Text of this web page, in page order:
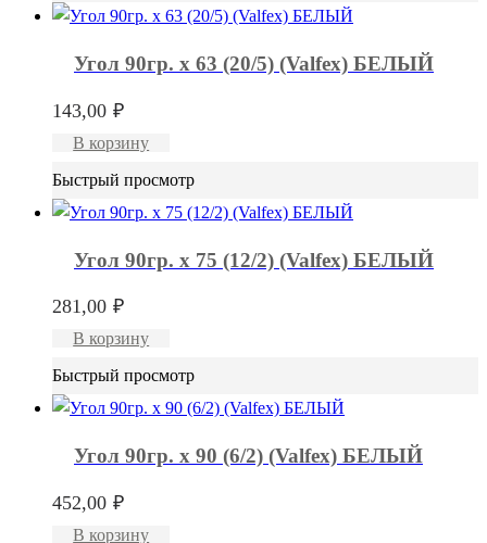
Угол 90гр. x 63 (20/5) (Valfex) БЕЛЫЙ
143,00 ₽
В корзину
Быстрый просмотр
Угол 90гр. x 75 (12/2) (Valfex) БЕЛЫЙ
281,00 ₽
В корзину
Быстрый просмотр
Угол 90гр. x 90 (6/2) (Valfex) БЕЛЫЙ
452,00 ₽
В корзину